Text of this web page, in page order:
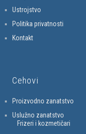
Ustrojstvo
Politika privatnosti
Kontakt
Cehovi
Proizvodno zanatstvo
Uslužno zanatstvo
Frizeri i kozmetičari